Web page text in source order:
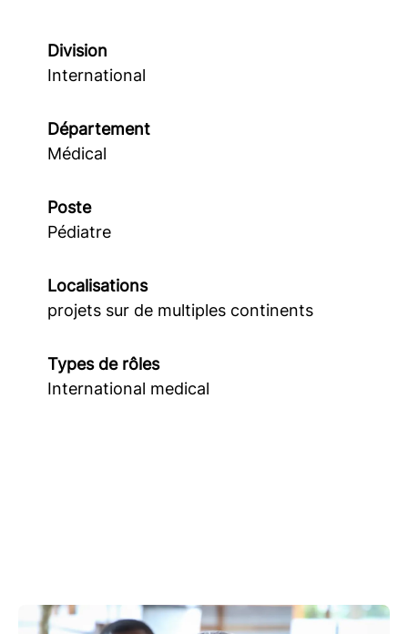
Division
International
Département
Médical
Poste
Pédiatre
Localisations
projets sur de multiples continents
Types de rôles
International medical